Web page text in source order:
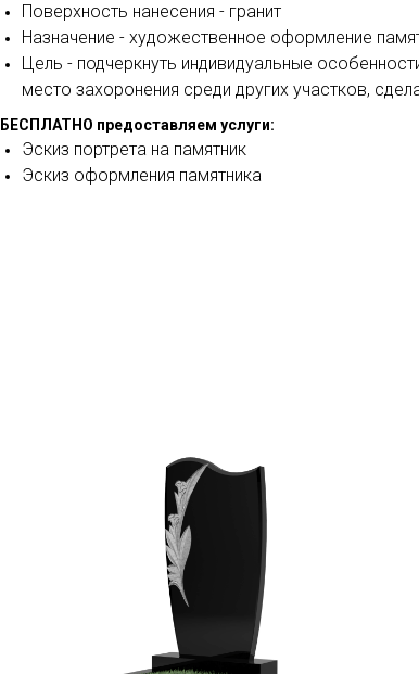
Поверхность нанесения - гранит
Назначение - художественное оформление
Цель - подчеркнуть индивидуальные
место захоронения среди других участков,
БЕСПЛАТНО предоставляем услуги:
Эскиз портрета на памятник
Эскиз оформления памятника